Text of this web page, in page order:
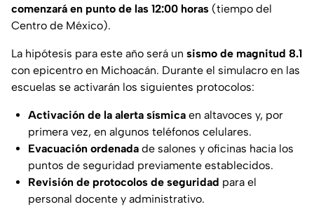
comenzará en punto de las 12:00 horas (tiempo del
Centro de México).
La hipótesis para este año será un sismo de magnitud 8.1
con epicentro en Michoacán. Durante el simulacro en las
escuelas se activarán los siguientes protocolos:
Activación de la alerta sísmica en altavoces y, por
primera vez, en algunos teléfonos celulares.
Evacuación ordenada de salones y oficinas hacia los
puntos de seguridad previamente establecidos.
Revisión de protocolos de seguridad para el
personal docente y administrativo.